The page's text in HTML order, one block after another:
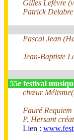
Gilles Lefèvre
Patrick
Pascal Jean
Jean-Baptiste
55e festival
chœur
Fauré Requiem
P. Hersant
Lien :